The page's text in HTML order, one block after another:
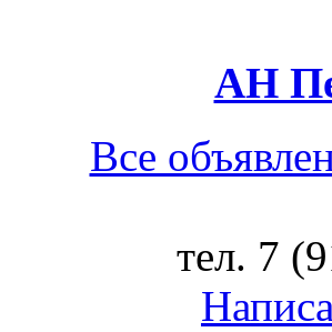
АН
Все
тел. 7